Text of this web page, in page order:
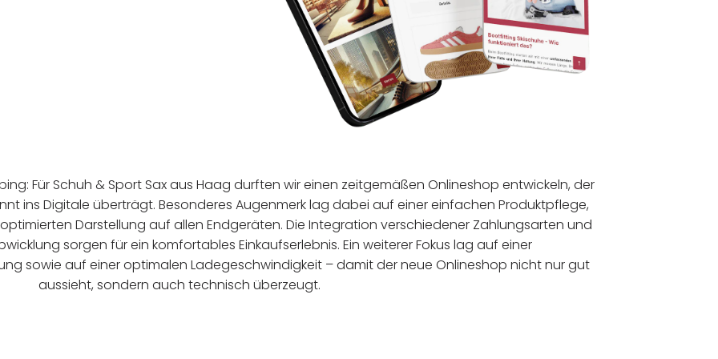
Für Schuh & Sport Sax aus Haag durften wir einen zeitgemäßen Onlineshop entwickeln, der
ins Digitale überträgt. Besonderes Augenmerk lag dabei auf einer einfachen Produktpflege,
Darstellung auf allen Endgeräten. Die Integration verschiedener Zahlungsarten und
sorgen für ein komfortables Einkaufserlebnis. Ein weiterer Fokus lag auf einer
sowie auf einer optimalen Ladegeschwindigkeit – damit der neue Onlineshop nicht nur gut
aussieht, sondern auch technisch überzeugt.